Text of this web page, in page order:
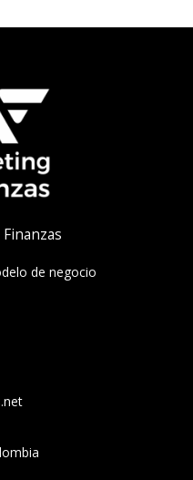
de negocio